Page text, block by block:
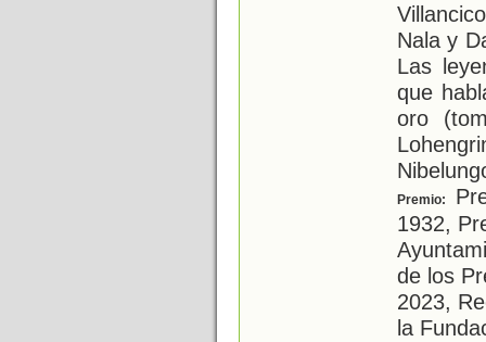
Nala y
Las
que
oro
Premio:
1932,
de los
2023,
la